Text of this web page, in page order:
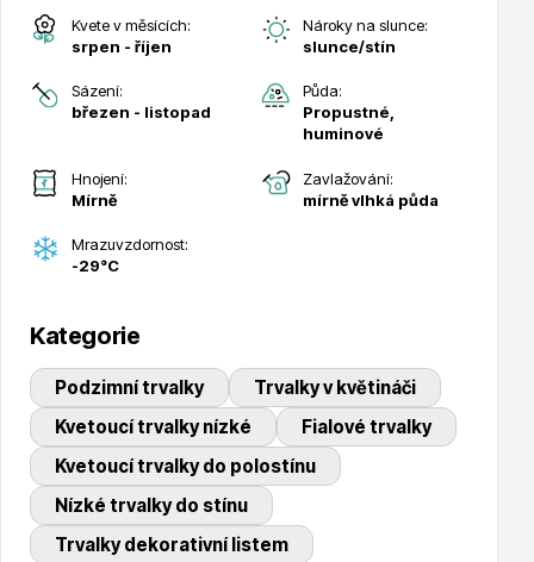
Kvete v měsících:
srpen - říjen
Nároky na slunce:
slunce/stín
Sázení:
březen - listopad
Půda:
Propustné,
huminové
Hnojení:
Mírně
Zavlažování:
mírně vlhká půda
Mrazuvzdornost:
-29°C
Kategorie
Podzimní trvalky
Trvalky v květináči
Kvetoucí trvalky nízké
Fialové trvalky
Kvetoucí trvalky do polostínu
Nízké trvalky do stínu
Trvalky dekorativní listem